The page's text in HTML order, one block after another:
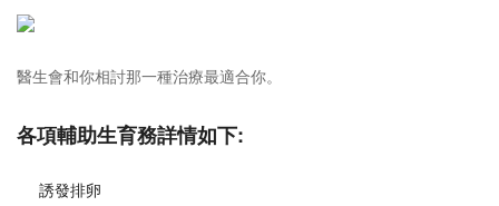
醫生會和你相討那一種治療最適合你。
各項輔助生育務詳情如下:
誘發排卵